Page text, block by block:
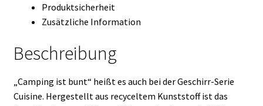
Produktsicherheit
Zusätzliche Information
Beschreibung
„Camping ist bunt“ heißt es auch bei der Geschirr-Serie
Cuisine. Hergestellt aus recyceltem Kunststoff ist das